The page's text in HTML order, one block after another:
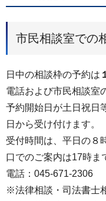
市民相談室での
日中の相談枠の予約は
電話および市民相談室
予約開始日が土日祝日
日から受け付けます。
受付時間は、平日の８
口でのご案内は17時ま
電話：045-671-2306
※法律相談・司法書士